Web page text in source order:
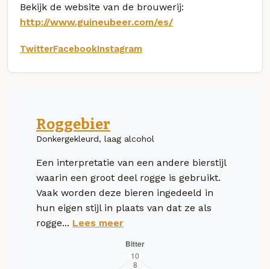
Bekijk de website van de brouwerij:
http://www.guineubeer.com/es/
TwitterFacebookInstagram
Roggebier
Donkergekleurd, laag alcohol
Een interpretatie van een andere bierstijl
waarin een groot deel rogge is gebruikt.
Vaak worden deze bieren ingedeeld in
hun eigen stijl in plaats van dat ze als
rogge... Lees meer